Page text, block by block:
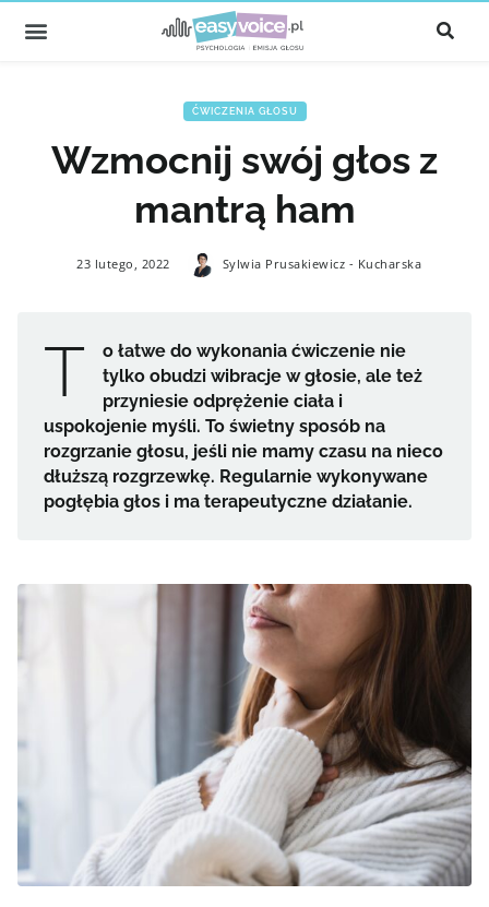
ĆWICZENIA GŁOSU
Wzmocnij swój głos z
mantrą ham
23 lutego, 2022 Sylwia Prusakiewicz - Kucharska
T
o łatwe do wykonania ćwiczenie nie
tylko obudzi wibracje w głosie, ale też
przyniesie odprężenie ciała i
uspokojenie myśli. To świetny sposób na
rozgrzanie głosu, jeśli nie mamy czasu na nieco
dłuższą rozgrzewkę. Regularnie wykonywane
pogłębia głos i ma terapeutyczne działanie.